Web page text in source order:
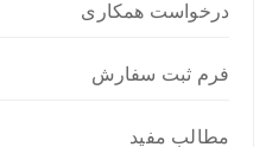
درخواست همکاری
فرم ثبت سفارش
مطالب مفید